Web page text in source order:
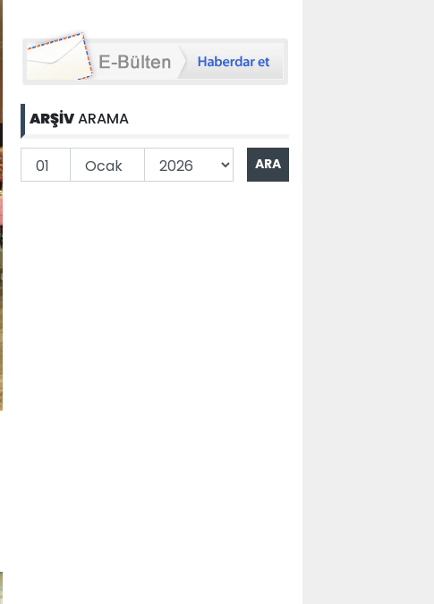
ARŞİVARAMA